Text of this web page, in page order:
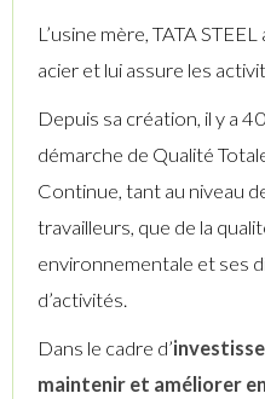
L’usine mère, TATA
acier et lui assure les
Depuis sa création, il y a
démarche de Qualité
Continue, tant au niveau
travailleurs, que de la
environnementale et ses
d’activités.
Dans le cadre d’
maintenir et améliorer